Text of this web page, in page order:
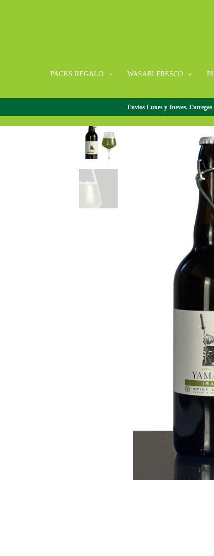
PACKS REGALO WASABI FRESCO
Envíos Lunes y Jueves.